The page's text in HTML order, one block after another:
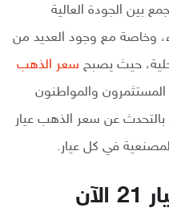
بين الجودة العالية
وخاصة مع وجود العديد من
حيث يصبح سعر الذهب
والمواطنون
عن سعر الذهب عيار